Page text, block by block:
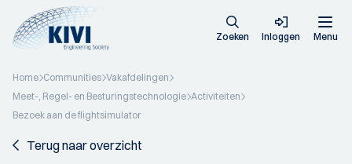
Zoeken Inloggen Menu
Home Communities Vakafdelingen
Meet-, Regel- en Besturingstechnologie Activiteiten
Bezoek aan de flightsimulator
Terug naar overzicht